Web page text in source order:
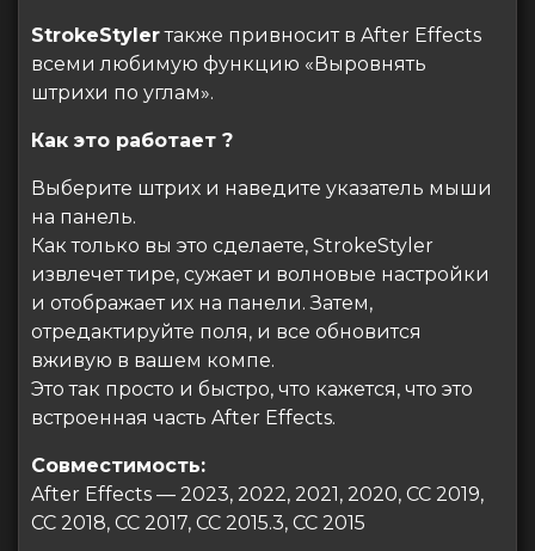
StrokeStylerтакже привносит в After Effects
всеми любимую функцию «Выровнять
штрихи по углам».
Как это работает ?
Выберите штрих и наведите указатель мыши
на панель.
Как только вы это сделаете, StrokeStyler
извлечет тире, сужает и волновые настройки
и отображает их на панели. Затем,
отредактируйте поля, и все обновится
вживую в вашем компе.
Это так просто и быстро, что кажется, что это
встроенная часть After Effects.
Совместимость:
After Effects — 2023, 2022, 2021, 2020, СС 2019,
СС 2018, СС 2017, СС 2015.3, СС 2015